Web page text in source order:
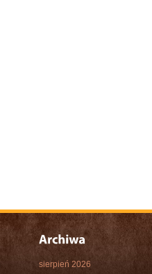
sierpień 2026